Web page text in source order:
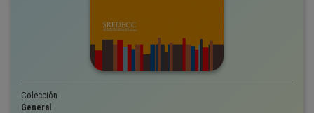
Colección
General